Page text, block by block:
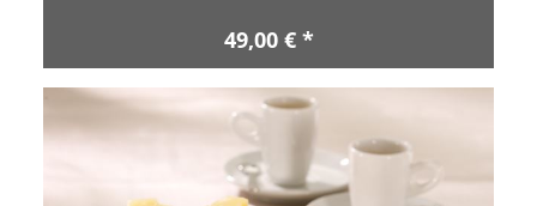
49,00 € *